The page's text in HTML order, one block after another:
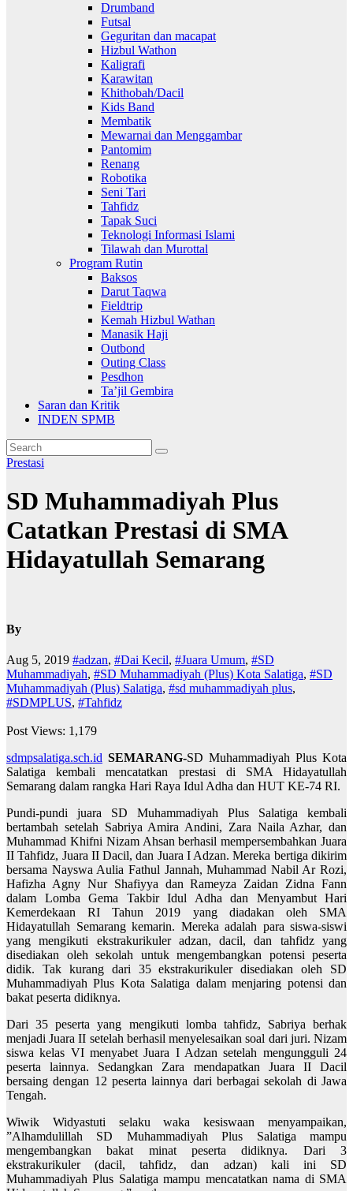
Drumband
Futsal
Geguritan dan macapat
Hizbul Wathon
Kaligrafi
Karawitan
Khithobah/Dacil
Kids Band
Membatik
Mewarnai dan Menggambar
Pantomim
Renang
Robotika
Seni Tari
Tahfidz
Tapak Suci
Teknologi Informasi Islami
Tilawah dan Murottal
Program Rutin
Baksos
Darut Taqwa
Fieldtrip
Kemah Hizbul Wathan
Manasik Haji
Outbond
Outing Class
Pesdhon
Ta’jil Gembira
Saran dan Kritik
INDEN SPMB
Prestasi
SD Muhammadiyah Plus
Catatkan Prestasi di SMA
Hidayatullah Semarang
By
Aug 5, 2019 #adzan, #Dai Kecil, #Juara Umum, #SD
Muhammadiyah, #SD Muhammadiyah (Plus) Kota Salatiga, #SD
Muhammadiyah (Plus) Salatiga, #sd muhammadiyah plus,
#SDMPLUS, #Tahfidz
Post Views: 1,179
sdmpsalatiga.sch.id SEMARANG-SD Muhammadiyah Plus Kota
Salatiga kembali mencatatkan prestasi di SMA Hidayatullah
Semarang dalam rangka Hari Raya Idul Adha dan HUT KE-74 RI.
Pundi-pundi juara SD Muhammadiyah Plus Salatiga kembali
bertambah setelah Sabriya Amira Andini, Zara Naila Azhar, dan
Muhammad Khifni Nizam Ahsan berhasil mempersembahkan Juara
II Tahfidz, Juara II Dacil, dan Juara I Adzan. Mereka bertiga dikirim
bersama Nayswa Aulia Fathul Jannah, Muhammad Nabil Ar Rozi,
Hafizha Agny Nur Shafiyya dan Rameyza Zaidan Zidna Fann
dalam Lomba Gema Takbir Idul Adha dan Menyambut Hari
Kemerdekaan RI Tahun 2019 yang diadakan oleh SMA
Hidayatullah Semarang kemarin. Mereka adalah para siswa-siswi
yang mengikuti ekstrakurikuler adzan, dacil, dan tahfidz yang
disediakan oleh sekolah untuk mengembangkan potensi peserta
didik. Tak kurang dari 35 ekstrakurikuler disediakan oleh SD
Muhammadiyah Plus Kota Salatiga dalam menjaring potensi dan
bakat peserta didiknya.
Dari 35 peserta yang mengikuti lomba tahfidz, Sabriya berhak
menjadi Juara II setelah berhasil menyelesaikan soal dari juri. Nizam
siswa kelas VI menyabet Juara I Adzan setelah mengungguli 24
peserta lainnya. Sedangkan Zara mendapatkan Juara II Dacil
bersaing dengan 12 peserta lainnya dari berbagai sekolah di Jawa
Tengah.
Wiwik Widyastuti selaku waka kesiswaan menyampaikan,
”Alhamdulillah SD Muhammadiyah Plus Salatiga mampu
mengembangkan bakat minat peserta didiknya. Dari 3
ekstrakurikuler (dacil, tahfidz, dan adzan) kali ini SD
Muhammadiyah Plus Salatiga mampu mencatatkan nama di SMA